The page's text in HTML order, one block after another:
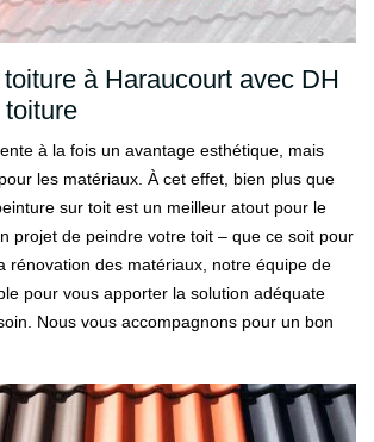
à Haraucourt avec DH
toiture
à la fois un avantage esthétique, mais
les matériaux. À cet effet, bien plus que
sur toit est un meilleur atout pour le
projet de peindre votre toit – que ce soit pour
rénovation des matériaux, notre équipe de
pour vous apporter la solution adéquate
Nous vous accompagnons pour un bon